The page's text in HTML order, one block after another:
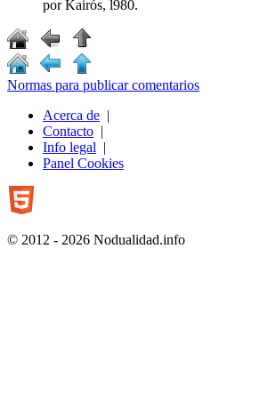
por Kairós, l980.
Normas para publicar comentarios
Acerca de |
Contacto |
Info legal |
Panel Cookies
© 2012 - 2026 Nodualidad.info